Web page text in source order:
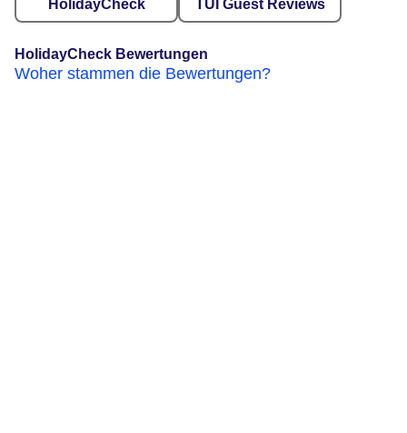
HolidayCheck TUI Guest Reviews
HolidayCheck Bewertungen
Woher stammen die Bewertungen?